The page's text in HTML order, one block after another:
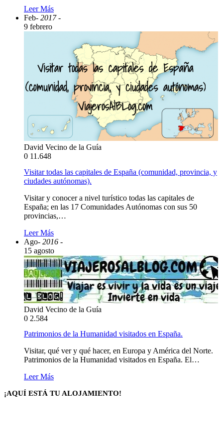
Leer Más
Feb- 2017 -
9 febrero
David Vecino de la Guía
0 11.648
Visitar todas las capitales de España (comunidad, provincia, y
ciudades autónomas).
Visitar y conocer a nivel turístico todas las capitales de
España; en las 17 Comunidades Autónomas con sus 50
provincias,…
Leer Más
Ago- 2016 -
15 agosto
David Vecino de la Guía
0 2.584
Patrimonios de la Humanidad visitados en España.
Visitar, qué ver y qué hacer, en Europa y América del Norte.
Patrimonios de la Humanidad visitados en España. El…
Leer Más
¡AQUÍ ESTÁ TU ALOJAMIENTO!